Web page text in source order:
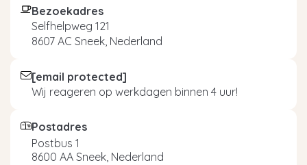
Bezoekadres
Selfhelpweg 121
8607 AC Sneek, Nederland
[email protected]
Wij reageren op werkdagen binnen 4 uur!
Postadres
Postbus 1
8600 AA Sneek, Nederland